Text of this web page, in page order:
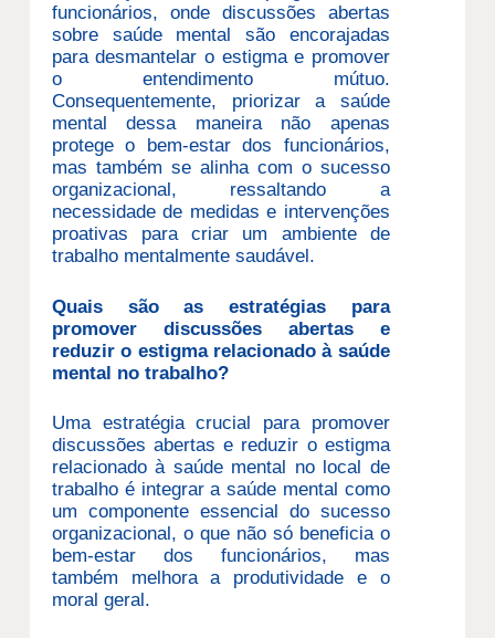
funcionários, onde discussões abertas
sobre saúde mental são encorajadas
para desmantelar o estigma e promover
o entendimento mútuo.
Consequentemente, priorizar a saúde
mental dessa maneira não apenas
protege o bem-estar dos funcionários,
mas também se alinha com o sucesso
organizacional, ressaltando a
necessidade de medidas e intervenções
proativas para criar um ambiente de
trabalho mentalmente saudável.
Quais são as estratégias para
promover discussões abertas e
reduzir o estigma relacionado à saúde
mental no trabalho?
Uma estratégia crucial para promover
discussões abertas e reduzir o estigma
relacionado à saúde mental no local de
trabalho é integrar a saúde mental como
um componente essencial do sucesso
organizacional, o que não só beneficia o
bem-estar dos funcionários, mas
também melhora a produtividade e o
moral geral.